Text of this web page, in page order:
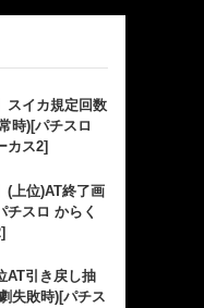
スイカ規定回数
時)[パチスロ
カス2]
(上位)AT終了画
チスロ からく
AT引き戻し抽
失敗時)[パチス